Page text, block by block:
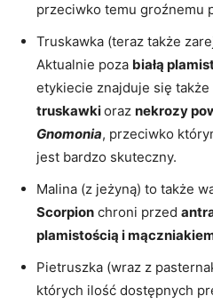
przeciwko temu groźnemu
Truskawka (teraz także
Aktualnie poza białą
etykiecie znajduje się także
truskawkioraz nekrozy
Gnomonia, przeciwko
jest bardzo skuteczny.
Malina (z jeżyną) to także
Scorpion chroni przed
plamistością i
Pietruszka (wraz z
których ilość dostępnych